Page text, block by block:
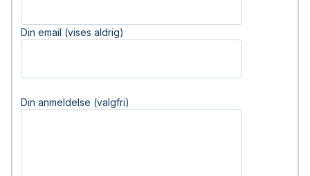
Din email (vises aldrig)
Din anmeldelse (valgfri)